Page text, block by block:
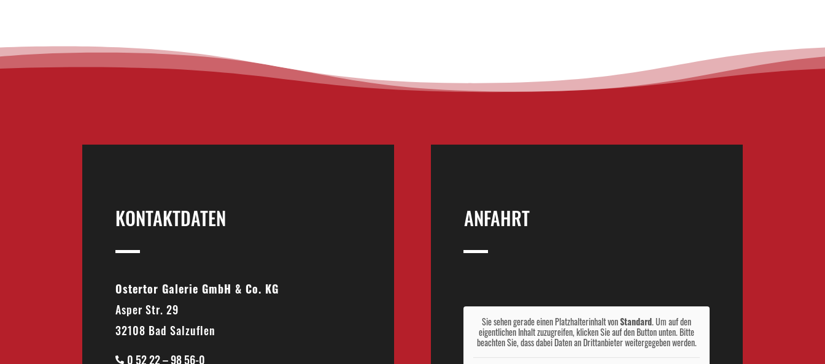
KONTAKTDATEN
Ostertor Galerie GmbH & Co. KG
Asper Str. 29
32108 Bad Salzuflen
 0 52 22 – 98 56-0
ANFAHRT
Sie sehen gerade einen Platzhalterinhalt vonStandard. Um auf den
eigentlichen Inhalt zuzugreifen, klicken Sie auf den Button unten. Bitte
beachten Sie, dass dabei Daten an Drittanbieter weitergegeben werden.